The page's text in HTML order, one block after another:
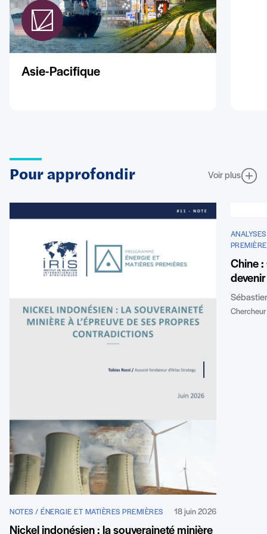
Asie-Pacifique
Pour approfondir Voir plus
NOTES / ÉNERGIE ET MATIÈRES PREMIÈRES 18 juin 2026
Nickel indonésien : la souveraineté minière
Chine
devenir